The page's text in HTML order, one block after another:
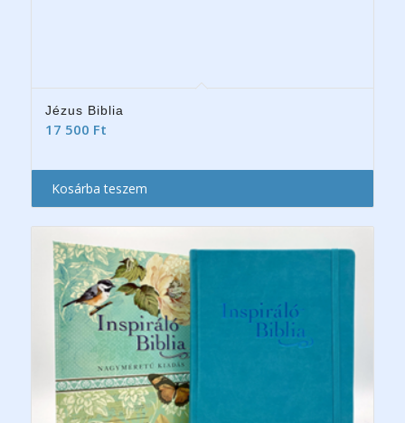
Jézus Biblia
17 500 Ft
Kosárba teszem